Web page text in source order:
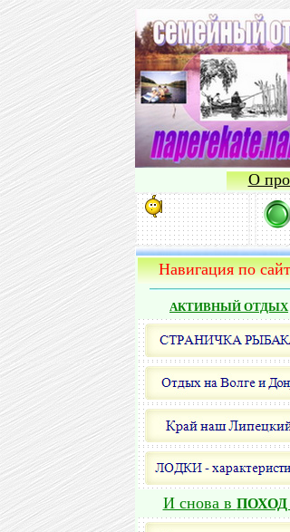
О
Навигация по
АКТИВНЫЙ ОТДЫХ
И снова в ПОХОД